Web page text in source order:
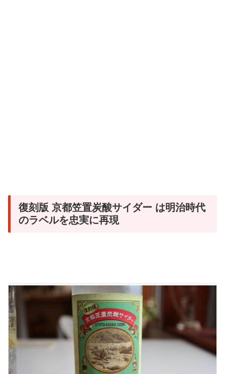
復刻版 京都笠置炭酸サイダー は明治時代
のラベルを忠実に再現